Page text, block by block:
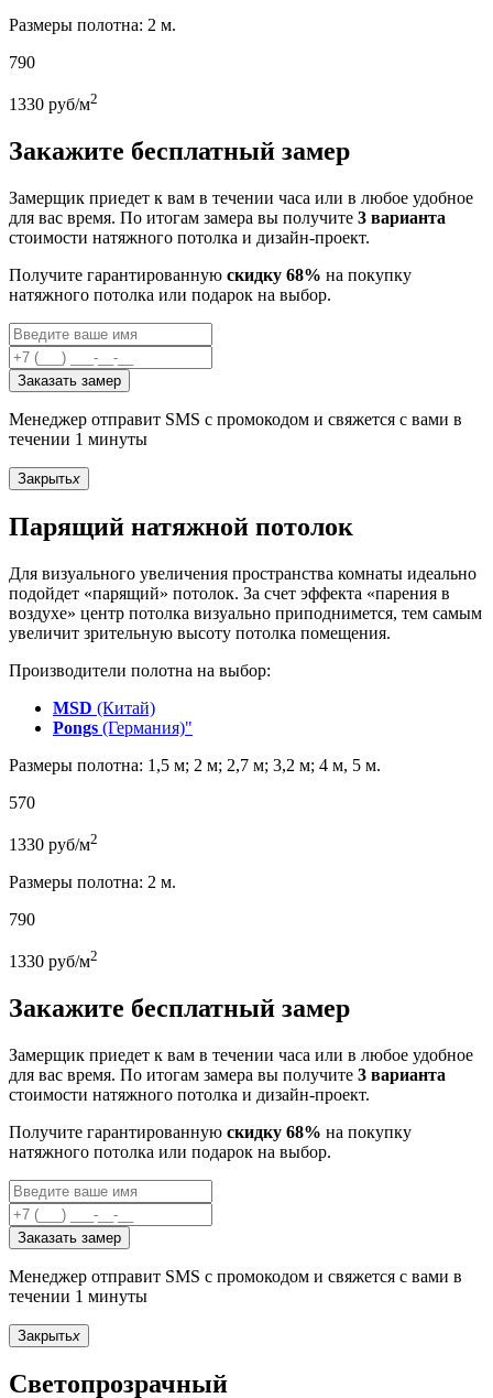
Размеры полотна: 2 м.
790
1330 руб/м2
Закажите бесплатный замер
Замерщик приедет к вам в течении часа или в любое удобное
для вас время. По итогам замера вы получите 3 варианта
стоимости натяжного потолка и дизайн-проект.
Получите гарантированную скидку 68% на покупку
натяжного потолка или подарок на выбор.
Заказать замер
Менеджер отправит SMS с промокодом и свяжется с вами в
течении 1 минуты
Закрытьx
Парящий натяжной потолок
Для визуального увеличения пространства комнаты идеально
подойдет «парящий» потолок. За счет эффекта «парения в
воздухе» центр потолка визуально приподнимется, тем самым
увеличит зрительную высоту потолка помещения.
Производители полотна на выбор:
MSD (Китай)
Pongs (Германия)"
Размеры полотна: 1,5 м; 2 м; 2,7 м; 3,2 м; 4 м, 5 м.
570
1330 руб/м2
Размеры полотна: 2 м.
790
1330 руб/м2
Закажите бесплатный замер
Замерщик приедет к вам в течении часа или в любое удобное
для вас время. По итогам замера вы получите 3 варианта
стоимости натяжного потолка и дизайн-проект.
Получите гарантированную скидку 68% на покупку
натяжного потолка или подарок на выбор.
Заказать замер
Менеджер отправит SMS с промокодом и свяжется с вами в
течении 1 минуты
Закрытьx
Светопрозрачный